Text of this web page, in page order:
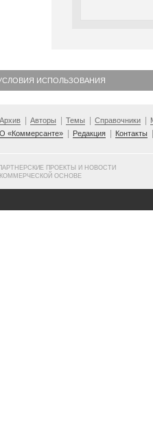
ИСПОЛЬЗОВАНИЯ
Архив Авторы Темы Справочники
О «Коммерсанте»
Редакция Контакты
ПРОЕКТЫ И НОВОСТИ
ОСНОВЕ